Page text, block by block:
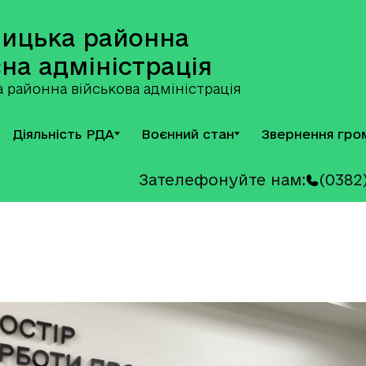
районна
адміністрація
військова адміністрація
Діяльність РДА Воєнний стан Звернення
Зателефонуйте нам: